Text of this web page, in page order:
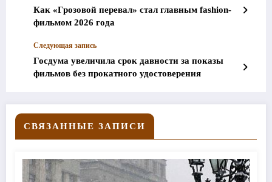
Как «Грозовой перевал» стал главным fashion-
фильмом 2026 года
Следующая запись
Госдума увеличила срок давности за показы
фильмов без прокатного удостоверения
СВЯЗАННЫЕ ЗАПИСИ